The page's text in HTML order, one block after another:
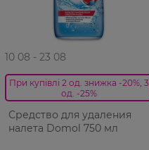
10 08 - 23 08
При купівлі 2 од. знижка -20%, 3
од. -25%
Средство для удаления
налета Domol 750 мл